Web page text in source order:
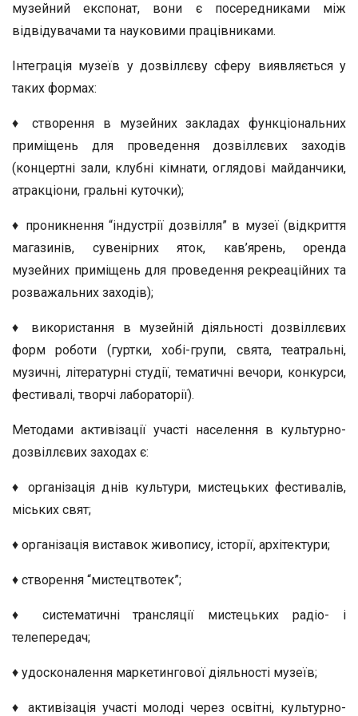
музейний експонат, вони є посередниками між
відвідувачами та науковими працівниками.
Інтеграція музеїв у дозвіллєву сферу виявляється у
таких формах:
♦ створення в музейних закладах функціональних
приміщень для проведення дозвіллєвих заходів
(концертні зали, клубні кімнати, оглядові майданчики,
атракціони, гральні куточки);
♦ проникнення “індустрії дозвілля” в музеї (відкриття
магазинів, сувенірних яток, кав’ярень, оренда
музейних приміщень для проведення рекреаційних та
розважальних заходів);
♦ використання в музейній діяльності дозвіллєвих
форм роботи (гуртки, хобі-групи, свята, театральні,
музичні, літературні студії, тематичні вечори, конкурси,
фестивалі, творчі лабораторії).
Методами активізації участі населення в культурно-
дозвіллєвих заходах є:
♦ організація днів культури, мистецьких фестивалів,
міських свят;
♦ організація виставок живопису, історії, архітектури;
♦ створення “мистецтвотек”;
♦ систематичні трансляції мистецьких радіо- і
телепередач;
♦ удосконалення маркетингової діяльності музеїв;
♦ активізація участі молоді через освітні, культурно-